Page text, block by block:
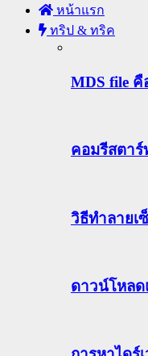
หน้าแรก
ทริป & ทริค
MDS file คื
คอมรีสตาร์
วิธีทําลายเ
ดาวน์โหลด